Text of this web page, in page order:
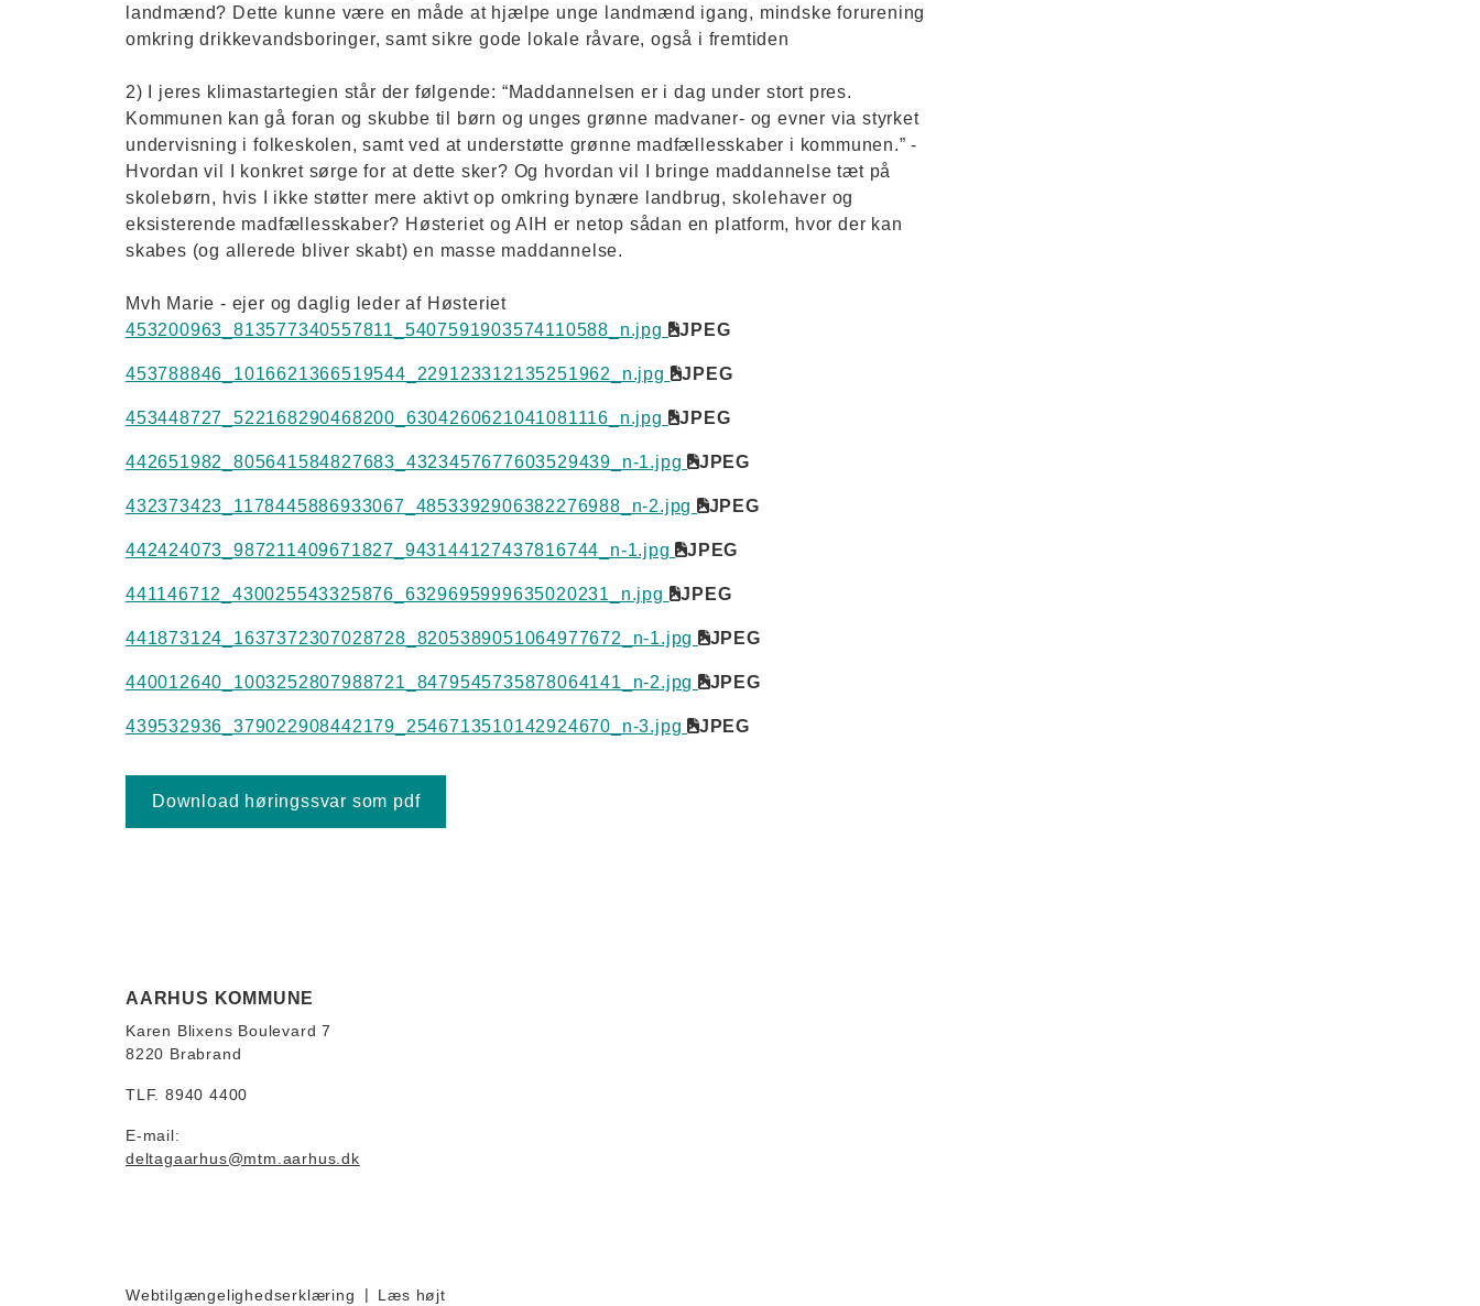
landmænd? Dette kunne være en måde at hjælpe unge landmænd igang, mindske forurening
omkring drikkevandsboringer, samt sikre gode lokale råvare, også i fremtiden
2) I jeres klimastartegien står der følgende: “​​Maddannelsen er i dag under stort pres.
Kommunen kan gå foran og skubbe til børn og unges grønne madvaner- og evner via styrket
undervisning i folkeskolen, samt ved at understøtte grønne madfællesskaber i kommunen.” -
Hvordan vil I konkret sørge for at dette sker? Og hvordan vil I bringe maddannelse tæt på
skolebørn, hvis I ikke støtter mere aktivt op omkring bynære landbrug, skolehaver og
eksisterende madfællesskaber? Høsteriet og AIH er netop sådan en platform, hvor der kan
skabes (og allerede bliver skabt) en masse maddannelse.
Mvh Marie - ejer og daglig leder af Høsteriet
453200963_813577340557811_5407591903574110588_n.jpg
JPEG
453788846_1016621366519544_229123312135251962_n.jpg JPEG
453448727_522168290468200_6304260621041081116_n.jpg JPEG
442651982_805641584827683_4323457677603529439_n-1.jpg JPEG
432373423_1178445886933067_4853392906382276988_n-2.jpg JPEG
442424073_987211409671827_943144127437816744_n-1.jpg JPEG
441146712_430025543325876_6329695999635020231_n.jpg JPEG
441873124_1637372307028728_8205389051064977672_n-1.jpg JPEG
440012640_1003252807988721_8479545735878064141_n-2.jpg JPEG
439532936_379022908442179_2546713510142924670_n-3.jpg JPEG
Download høringssvar som pdf
AARHUS KOMMUNE
Karen Blixens Boulevard 7
8220 Brabrand
TLF. 8940 4400
E-mail:
deltagaarhus@mtm.aarhus.dk
Webtilgængelighedserklæring Læs højt